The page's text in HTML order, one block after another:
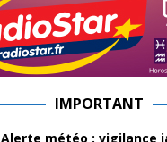
IMPORTANT
Alerte météo : vigilance